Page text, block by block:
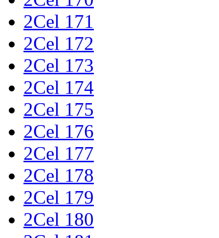
2Cel 171
2Cel 172
2Cel 173
2Cel 174
2Cel 175
2Cel 176
2Cel 177
2Cel 178
2Cel 179
2Cel 180